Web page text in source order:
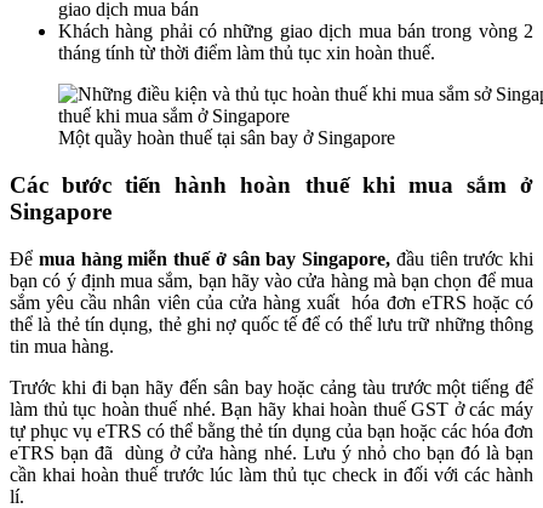
giao dịch mua bán
Khách hàng phải có những giao dịch mua bán trong vòng 2
tháng tính từ thời điểm làm thủ tục xin hoàn thuế.
Một quầy hoàn thuế tại sân bay ở Singapore
Các bước tiến hành hoàn thuế khi mua sắm ở
Singapore
Để mua hàng miễn thuế ở sân bay Singapore, đầu tiên trước khi
bạn có ý định mua sắm, bạn hãy vào cửa hàng mà bạn chọn để mua
sắm yêu cầu nhân viên của cửa hàng xuất hóa đơn eTRS hoặc có
thể là thẻ tín dụng, thẻ ghi nợ quốc tế để có thể lưu trữ những thông
tin mua hàng.
Trước khi đi bạn hãy đến sân bay hoặc cảng tàu trước một tiếng để
làm thủ tục hoàn thuế nhé. Bạn hãy khai hoàn thuế GST ở các máy
tự phục vụ eTRS có thể bằng thẻ tín dụng của bạn hoặc các hóa đơn
eTRS bạn đã dùng ở cửa hàng nhé. Lưu ý nhỏ cho bạn đó là bạn
cần khai hoàn thuế trước lúc làm thủ tục check in đối với các hành
lí.